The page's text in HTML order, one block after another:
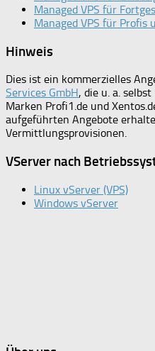
Managed VPS für
Managed VPS für Profis
Hinweis
Dies ist ein kommerzielles
Services GmbH, die u. a.
Marken Profi1.de und
aufgeführten Angebote
Vermittlungsprovisionen.
VServer nach
Linux vServer (VPS)
Windows vServer